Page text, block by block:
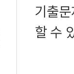
기출
할 수